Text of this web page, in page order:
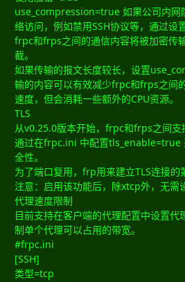
use_compression=true 如果公司内网
络访问，例如禁用SSH协议等，通过设
frpc和frps之间的通信内容将被加密传
截。
如果传输的报文长度较长，设置
输的内容可以有效减少frpc和frps之间
速度，但会消耗一些额外的CPU资源。
TLS
从v0.25.0版本开始，frpc和frps之间支
通过在frpc.ini 中配置tls_enable=true
全性。
为了端口复用，frp用来建立TLS连接的
注意：启用该功能后，除xtcp外，无需
代理速度限制
目前支持在客户端的代理配置中设置代
制单个代理可以占用的带宽。
#frpc.ini
[SSH]
类型=tcp